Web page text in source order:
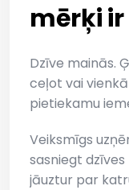
mērķi
Dzīve mainās.
ceļot vai
pietiekamu
Veiksmīgs
sasniegt dzīves
jāuztur par